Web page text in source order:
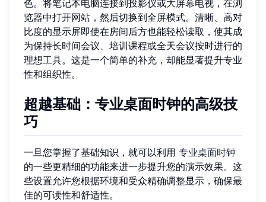
色。将笔记本电脑连接到投影仪或大屏幕电视，在浏
览器中打开网站，然后切换到全屏模式。清晰、高对
比度的显示屏即使在房间后方也能轻松读取，使其成
为保持长时间会议、培训课程或全天会议按时进行的
理想工具。这是一个简单的补充，却能显著提升专业
性和组织性。
超越基础：专业桌面时钟的高级技
巧
一旦您掌握了基础知识，就可以利用 专业桌面时钟
的一些更精细的功能来进一步提升您的演示效果。这
些设置允许您根据环境和受众精确调整显示，确保最
佳的可读性和舒适性。